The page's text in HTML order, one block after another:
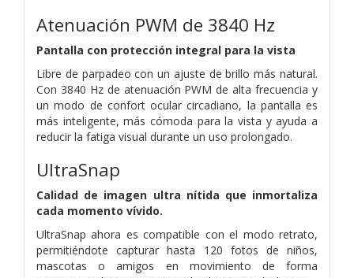
Atenuación PWM de 3840 Hz
Pantalla con protección integral para la vista
Libre de parpadeo con un ajuste de brillo más natural.
Con 3840 Hz de atenuación PWM de alta frecuencia y
un modo de confort ocular circadiano, la pantalla es
más inteligente, más cómoda para la vista y ayuda a
reducir la fatiga visual durante un uso prolongado.
UltraSnap
Calidad de imagen ultra nítida que inmortaliza
cada momento vívido.
UltraSnap ahora es compatible con el modo retrato,
permitiéndote capturar hasta 120 fotos de niños,
mascotas o amigos en movimiento de forma